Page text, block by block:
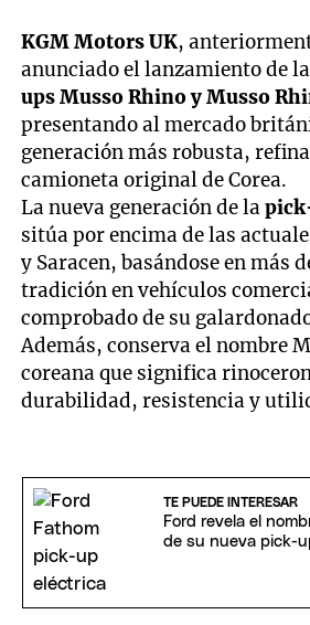
KGM Motors UK,
anunciado el lanzamiento de
ups Musso Rhino y Musso
presentando al mercado
generación más robusta,
camioneta original de Corea.
La nueva generación de la
sitúa por encima de las
y Saracen, basándose en más
tradición en vehículos
comprobado de su
Además, conserva el nombre
coreana que significa
durabilidad, resistencia y
TE PUEDE INTERESAR
Ford revela el
de su nueva pick-